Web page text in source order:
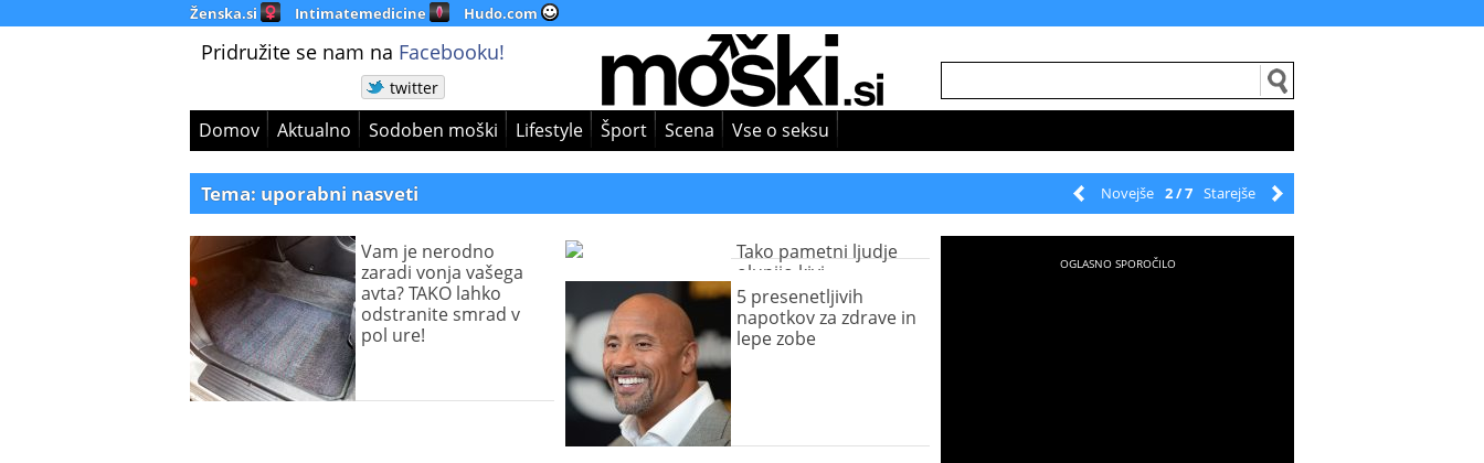
Ženska.si Intimatemedicine Hudo.com
Pridružite se nam na Facebooku!
twitter
Domov Aktualno Sodoben moški Lifestyle Šport Scena Vse o seksu
Starejše
2 / 7
Novejše
Tema: uporabni nasveti
Vam je nerodno
zaradi vonja vašega
avta? TAKO lahko
odstranite smrad v
pol ure!
Tako pametni ljudje
olupijo kivi
5 presenetljivih
napotkov za zdrave in
lepe zobe